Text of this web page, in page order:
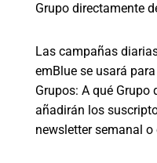
Grupo directamente
Las campañas
emBlue se usará
Grupos: A qué Grupo
añadirán los
newsletter semanal o